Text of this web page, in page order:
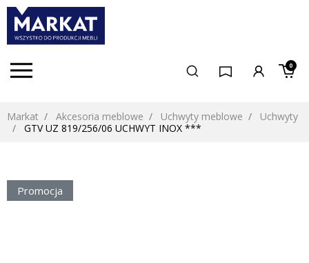
0
Markat Akcesoria meblowe Uchwyty meblowe
Uchwyty
GTV UZ 819/256/06 UCHWYT INOX ***
Promocja